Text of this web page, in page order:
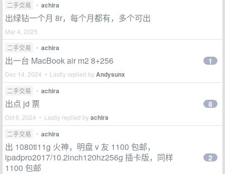
二手交易 • achira
出绿钻一个月 8r，每个月都有，多个可出
Mar 4, 2025
二手交易
• achira
出一台 MacBook air m2 8+256
Dec 14, 2024 • Lastly replied byAndysunx
1
二手交易 • achira
出点 jd 票
Oct 6, 2024 • Lastly replied byachira
8
二手交易 • achira
出 1080ti11g 火神，明盘 v 友 1100 包邮，
ipadpro2017/10.2inch120hz256g 插卡版，同样
1100 包邮
2